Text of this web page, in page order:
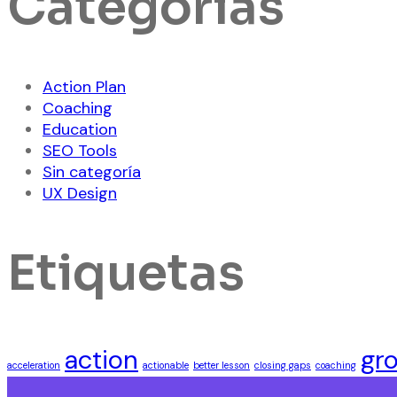
Action Plan
Coaching
Education
SEO Tools
Sin categoría
UX Design
Etiquetas
acceleration action actionable better lesson closing gaps coaching